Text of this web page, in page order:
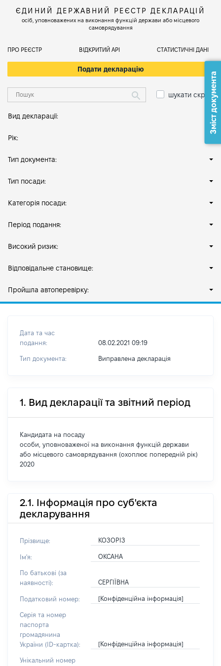
ЄДИНИЙ ДЕРЖАВНИЙ РЕЄСТР ДЕКЛАРАЦІЙ
осіб, уповноважених на виконання функцій держави або місцевого
самоврядування
ПРО РЕЄСТР ВІДКРИТИЙ АРІ СТАТИСТИЧНІ ДАНІ
Подати декларацію
шукати скрізь
Вид декларації:
Рік:
Тип документа:
Тип посади:
Категорія посади:
Період подання:
Високий ризик:
Відповідальне становище:
Пройшла автоперевірку:
Дата та час
подання:
08.02.2021 09:19
Тип документа: Виправлена декларація
1. Вид декларації та звітний період
Кандидата на посаду
особи, уповноваженої на виконання функцій держави
або місцевого самоврядування (охоплює попередній рік)
2020
2.1. Інформація про суб'єкта
декларування
Прізвище: КОЗОРІЗ
Ім'я: ОКСАНА
По батькові (за
наявності):
СЕРГІЇВНА
Податковий номер: [Конфіденційна інформація]
Серія та номер
паспорта
громадянина
України (ID-картка):
[Конфіденційна інформація]
Унікальний номер
Зміст документа